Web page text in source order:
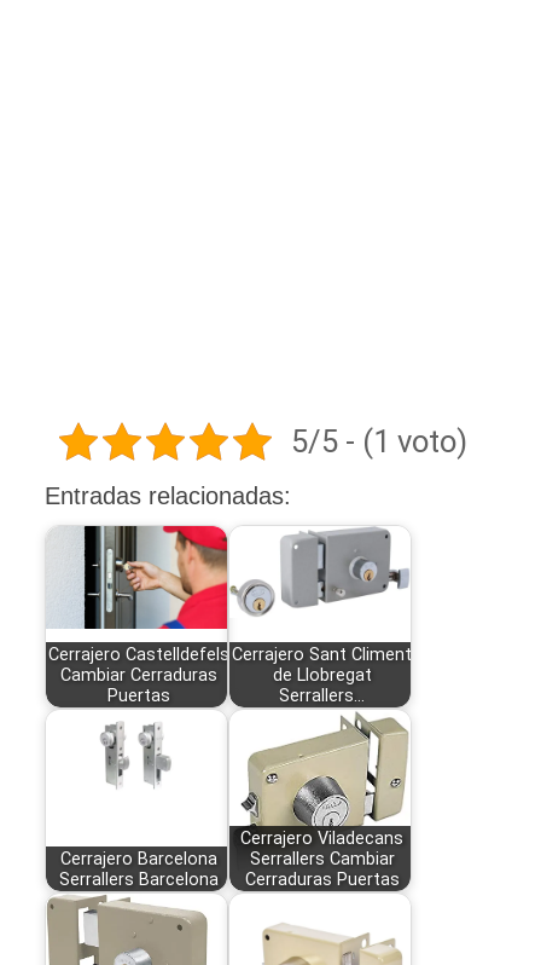
5/5 - (1 voto)
Entradas relacionadas:
Cerrajero Castelldefels
Cambiar Cerraduras
Puertas
Cerrajero Sant Climent
de Llobregat
Serrallers…
Cerrajero Barcelona
Serrallers Barcelona
Cerrajero Viladecans
Serrallers Cambiar
Cerraduras Puertas